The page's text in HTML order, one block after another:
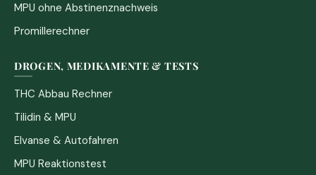
MPU ohne Abstinenznachweis
Promillerechner
DROGEN, MEDIKAMENTE & TESTS
THC Abbau Rechner
Tilidin & MPU
Elvanse & Autofahren
MPU Reaktionstest